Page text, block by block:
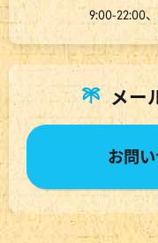
9:00-22:00
メー
お問